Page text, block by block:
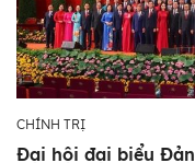
CHÍNH TRỊ
Đại hội đại biểu